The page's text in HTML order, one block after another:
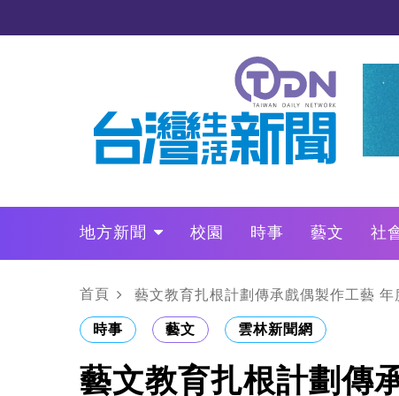
地方新聞 校園 時事 藝文 社
政治
財經 LO叩敲敲門
首頁 藝文教育扎根計劃傳承戲偶製作工藝
時事 藝文 雲林新聞網
藝文教育扎根計劃傳